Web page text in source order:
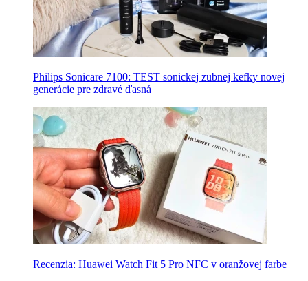
Philips Sonicare 7100: TEST sonickej zubnej kefky novej
generácie pre zdravé ďasná
Recenzia: Huawei Watch Fit 5 Pro NFC v oranžovej farbe